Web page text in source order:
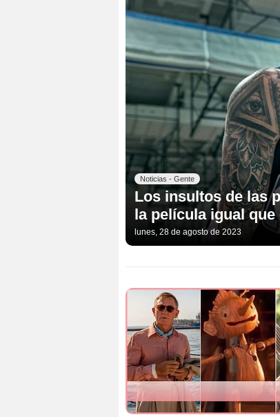
Noticias - Gente
Los insultos de las
la película igual
lunes, 28 de agosto de 2023